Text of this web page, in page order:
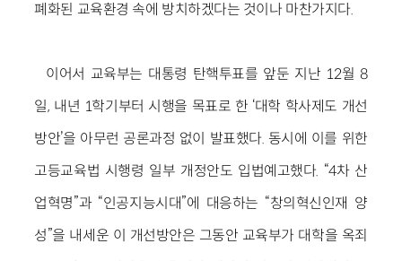
폐화된 교육환경 속에 방치하겠다는 것이나 마찬가지다.
이어서 교육부는 대통령 탄핵투표를 앞둔 지난 12월 8
일, 내년 1학기부터 시행을 목표로 한 ‘대학 학사제도 개선
방안’을 아무런 공론과정 없이 발표했다. 동시에 이를 위한
고등교육법 시행령 일부 개정안도 입법예고했다. “4차 산
업혁명”과 “인공지능시대”에 대응하는 “창의혁신인재 양
성”을 내세운 이 개선방안은 그동안 교육부가 대학을 옥죄